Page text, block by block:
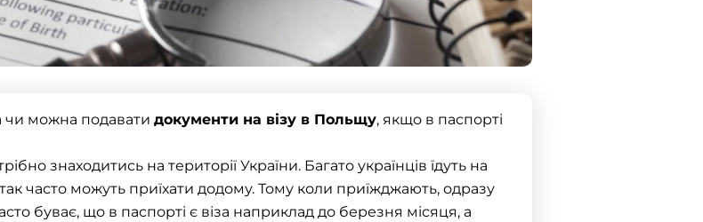
чи можна подавати документи на візу в Польщу, якщо в паспорті
знаходитись на території України. Багато українців їдуть на
так часто можуть приїхати додому. Тому коли приїжджають, одразу
буває, що в паспорті є віза наприклад до березня місяця, а